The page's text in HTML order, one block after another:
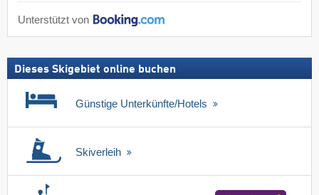
Unterstützt von
Dieses Skigebiet online buchen
Günstige Unterkünfte/Hotels
Skiverleih